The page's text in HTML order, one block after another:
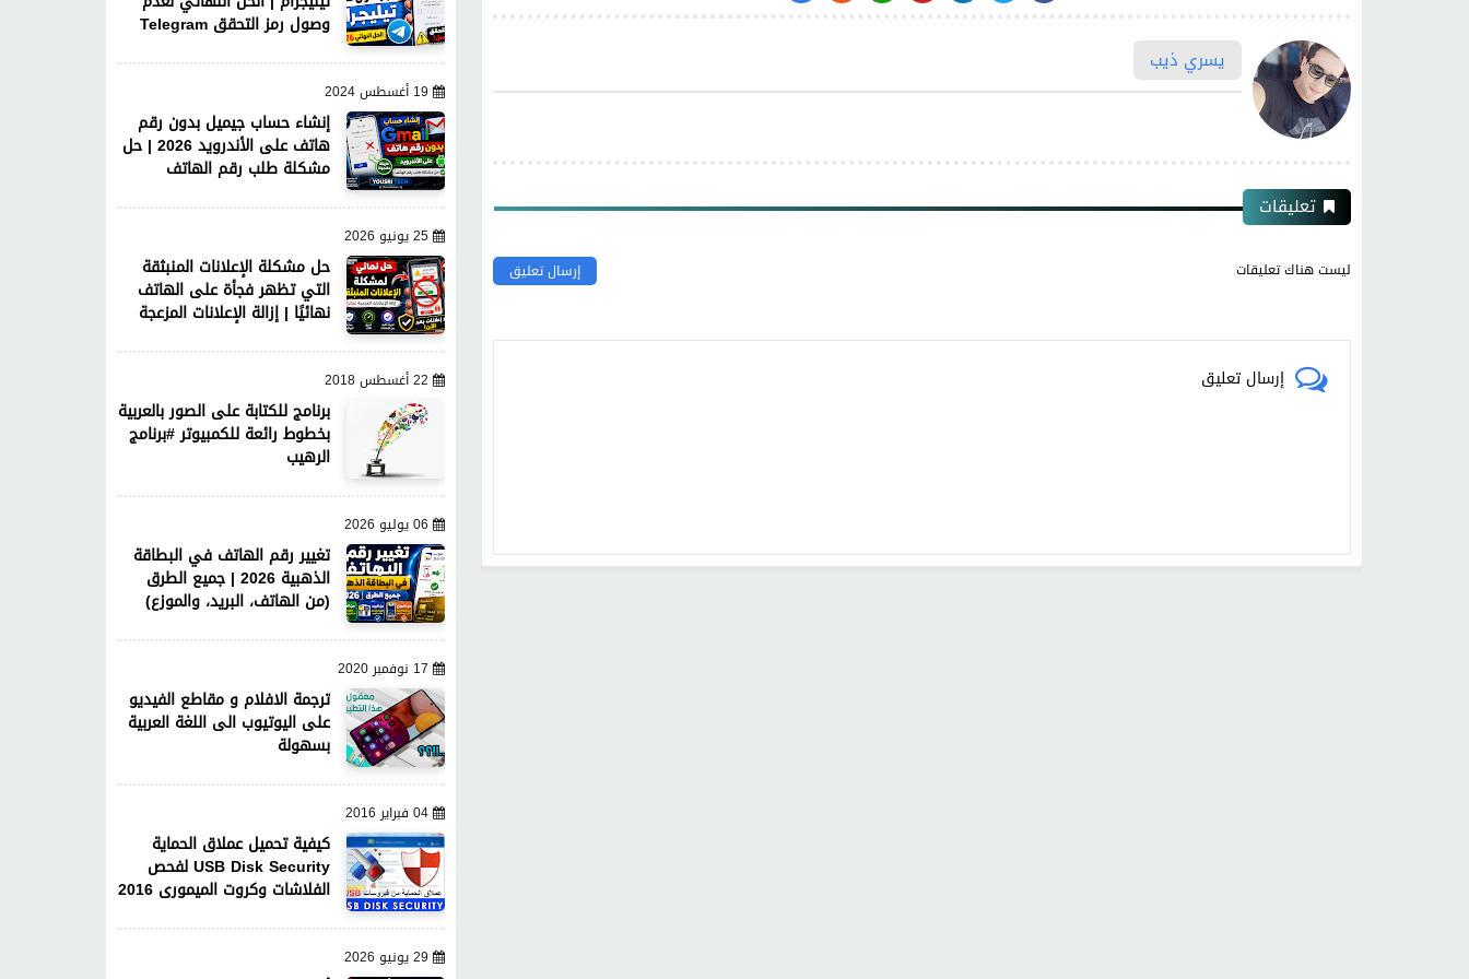
يسري ذيب
تعليقات
ليست هناك تعليقات إرسال تعليق
إرسال تعليق
وصول رمز التحقق Telegram
19 أغسطس 2024
إنشاء حساب جيميل بدون رقم
هاتف على الأندرويد 2026 | حل
مشكلة طلب رقم الهاتف
25 يونيو 2026
حل مشكلة الإعلانات المنبثقة
التي تظهر فجأة على الهاتف
نهائيًا | إزالة الإعلانات المزعجة
22 أغسطس 2018
برنامج للكتابة على الصور بالعربية
بخطوط رائعة للكمبيوتر #برنامج
الرهيب
06 يوليو 2026
تغيير رقم الهاتف في البطاقة
الذهبية 2026 | جميع الطرق
(من الهاتف، البريد، والموزع)
17 نوفمبر 2020
ترجمة الافلام و مقاطع الفيديو
على اليوتيوب الى اللغة العربية
بسهولة
04 فبراير 2016
كيفية تحميل عملاق الحماية
USB Disk Security لفحص
الفلاشات وكروت الميمورى 2016
29 يونيو 2026